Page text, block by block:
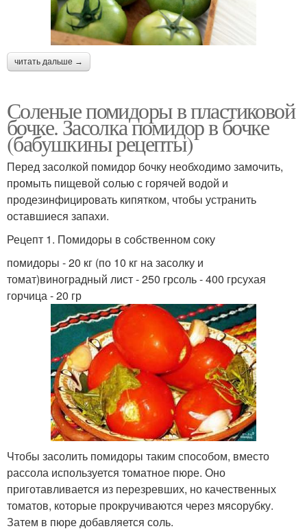
читать дальше →
Соленые помидоры в пластиковой
бочке. Засолка помидор в бочке
(бабушкины рецепты)
Перед засолкой помидор бочку необходимо замочить,
промыть пищевой солью с горячей водой и
продезинфицировать кипятком, чтобы устранить
оставшиеся запахи.
Рецепт 1. Помидоры в собственном соку
помидоры - 20 кг (по 10 кг на засолку и
томат)виноградный лист - 250 грсоль - 400 грсухая
горчица - 20 гр
Чтобы засолить помидоры таким способом, вместо
рассола используется томатное пюре. Оно
приготавливается из перезревших, но качественных
томатов, которые прокручиваются через мясорубку.
Затем в пюре добавляется соль.